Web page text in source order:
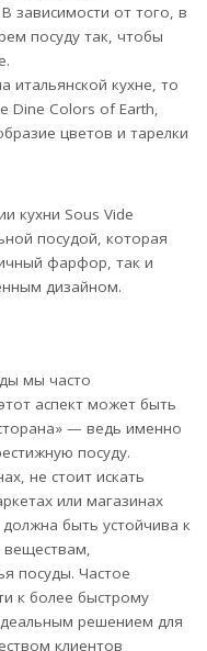
зависимости от того, в
посуду так, чтобы
итальянской кухне, то
Dine Colors of Earth,
цветов и тарелки
кухни Sous Vide
посудой, которая
фарфор, так и
дизайном.
мы часто
аспект может быть
— ведь именно
посуду.
не стоит искать
или магазинах
быть устойчива к
веществам,
посуды. Частое
к более быстрому
решением для
клиентов